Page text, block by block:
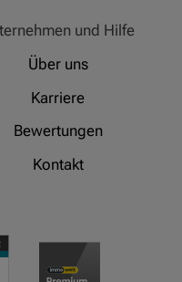
und Hilfe
Über uns
Karriere
Bewertungen
Kontakt